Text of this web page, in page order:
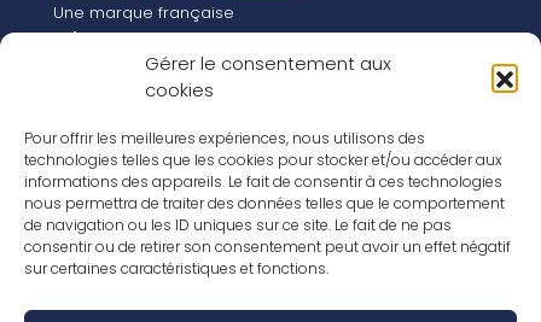
Gérer le consentement aux
cookies
Pour offrir les meilleures expériences, nous utilisons des
technologies telles que les cookies pour stocker et/ou accéder aux
informations des appareils. Le fait de consentir à ces technologies
nous permettra de traiter des données telles que le comportement
de navigation ou les ID uniques sur ce site. Le fait de ne pas
consentir ou de retirer son consentement peut avoir un effet négatif
sur certaines caractéristiques et fonctions.
Une marque française
Qui sommes-nous
Notre histoire
Les chiffres clés
FR
EN
Nos revêtements
Nos Stratifiés
Nos accessoires
Nos parquets